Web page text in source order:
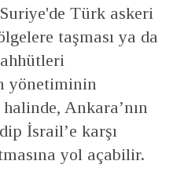
Türk askeri
taşması ya da
yönetiminin
Ankara’nın
İsrail’e karşı
yol açabilir.